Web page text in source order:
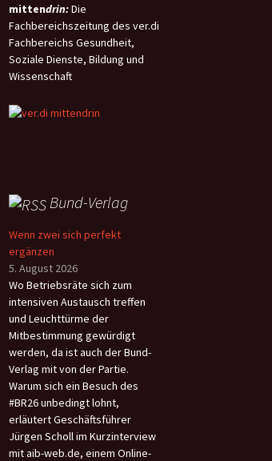
Flexibilität soll zudem ein
„Meine-Zeit-Konto“ sorgen,
über das Beschäftigte selbst
verfügen können.
(NRettDG) beschlossen. Der
wichtigste Inhalt dieses
Gesetzes ist die
flächendeckende Einführung
der Telenotfallmedizin (TNM) im
Rettungsdienst, welche damit
mittendrin:Die
Fachbereichszeitung des ver.di
Fachbereichs Gesundheit,
Soziale Dienste, Bildung und
Wissenschaft
Bund-Verlag
Wenn zwei sich perfekt
ergänzen
5. August 2026
Wo Betriebsräte sich zum
intensiven Austausch treffen
und Leuchttürme der
Mitbestimmung gewürdigt
werden, da ist auch der Bund-
Verlag mit von der Partie.
Warum sich ein Besuch des
#BR26 unbedingt lohnt,
erläutert Geschäftsführer
Jürgen Scholl im Kurzinterview
mit aib-web.de, einem Online-